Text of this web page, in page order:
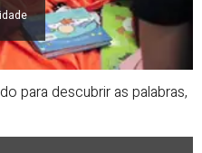
para descubrir as palabras,